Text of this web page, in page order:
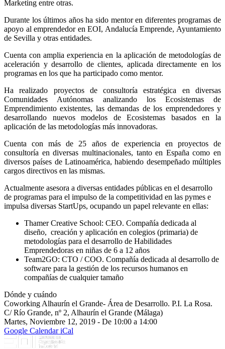
Marketing entre otras.
Durante los últimos años ha sido mentor en diferentes programas de
apoyo al emprendedor en EOI, Andalucía Emprende, Ayuntamiento
de Sevilla y otras entidades.
Cuenta con amplia experiencia en la aplicación de metodologías de
aceleración y desarrollo de clientes, aplicada directamente en los
programas en los que ha participado como mentor.
Ha realizado proyectos de consultoría estratégica en diversas
Comunidades Autónomas analizando los Ecosistemas de
Emprendimiento existentes, las demandas de los emprendedores y
desarrollando nuevos modelos de Ecosistemas basados en la
aplicación de las metodologías más innovadoras.
Cuenta con más de 25 años de experiencia en proyectos de
consultoría en diversas multinacionales, tanto en España como en
diversos países de Latinoamérica, habiendo desempeñado múltiples
cargos directivos en las mismas.
Actualmente asesora a diversas entidades públicas en el desarrollo
de programas para el impulso de la competitividad en las pymes e
impulsa diversas StartUps, ocupando un papel relevante en ellas:
Thamer Creative School: CEO. Compañía dedicada al
diseño, creación y aplicación en colegios (primaria) de
metodologías para el desarrollo de Habilidades
Emprendedoras en niñas de 6 a 12 años
Team2GO: CTO / COO. Compañía dedicada al desarrollo de
software para la gestión de los recursos humanos en
compañías de cualquier tamaño
Dónde y cuándo
Coworking Alhaurín el Grande- Área de Desarrollo. P.I. La Rosa.
C/ Río Grande, nº 2, Alhaurín el Grande (Málaga)
Martes, Noviembre 12, 2019 - De 10:00 a 14:00
Google CalendariCal